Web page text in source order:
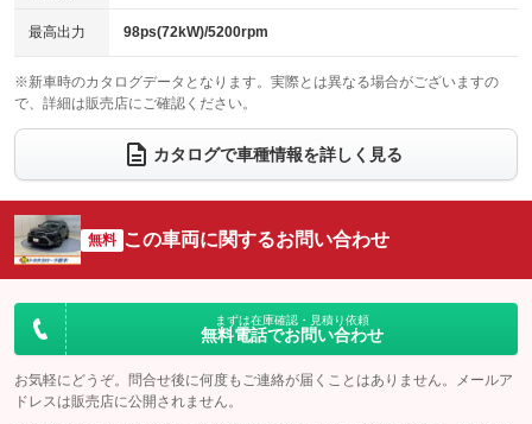
チップアップシート
：装備なし
：装備なし ：装備あり
ウォークスルー
：装備なし
電動リアゲート フロントカメラ
：装備なし
：装備なし ：装備なし
サイドカメラ
：装備なし ルーフレール
：装備なし
：装備なし
：装備なし
最高出力 98ps(72kW)/5200rpm
※新車時のカタログデータとなります。実際とは異なる場合がございますの
で、詳細は販売店にご確認ください。
カタログで車種情報を詳しく見る
無料 この車両に関するお問い合わせ
まずは在庫確認・見積り依頼
無料電話でお問い合わせ
お気軽にどうぞ。問合せ後に何度もご連絡が届くことはありません。メールア
ドレスは販売店に公開されません。